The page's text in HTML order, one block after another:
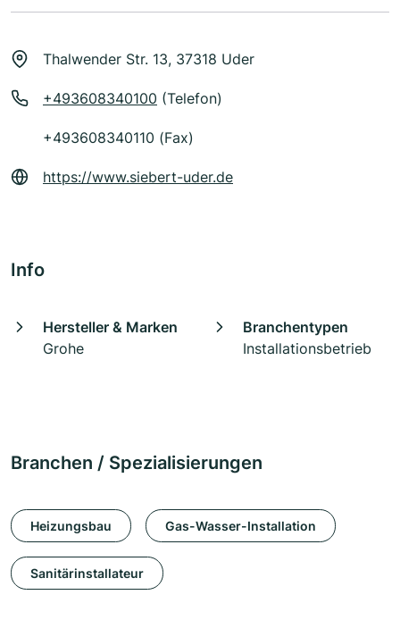
Thalwender Str. 13, 37318 Uder
+493608340100 (Telefon)
+493608340110 (Fax)
https://www.siebert-uder.de
Info
Hersteller & Marken
Grohe
Branchentypen
Installationsbetrieb
Branchen / Spezialisierungen
Heizungsbau Gas-Wasser-Installation
Sanitärinstallateur